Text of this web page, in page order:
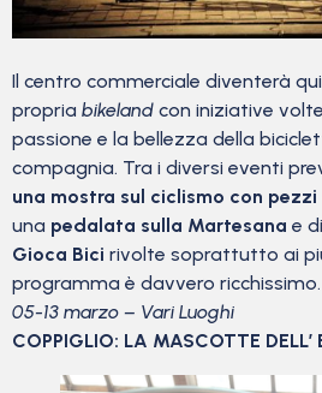
Il centro commerciale diventerà
propria bikeland con iniziative
passione e la bellezza della
compagnia. Tra i diversi eventi
una mostra sul ciclismo con
una pedalata sulla Martesana e
Gioca Bici rivolte soprattutto ai
programma è davvero ricchissimo.
05-13 marzo – Vari Luoghi
COPPIGLIO: LA MASCOTTE